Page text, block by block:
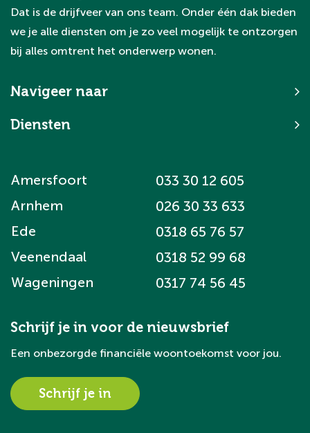
Dat is de drijfveer van ons team. Onder één dak bieden
we je alle diensten om je zo veel mogelijk te ontzorgen
bij alles omtrent het onderwerp wonen.
Navigeer naar
Diensten
Amersfoort
033 30 12 605
Arnhem
026 30 33 633
Ede
0318 65 76 57
Veenendaal
0318 52 99 68
Wageningen
0317 74 56 45
Schrijf je in voor de nieuwsbrief
Een onbezorgde financiële woontoekomst voor jou.
Schrijf je in